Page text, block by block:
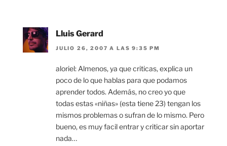
Lluis Gerard
JULIO 26, 2007 A LAS 9:35 PM
aloriel: Almenos, ya que criticas, explica un
poco de lo que hablas para que podamos
aprender todos. Además, no creo yo que
todas estas «niñas» (esta tiene 23) tengan los
mismos problemas o sufran de lo mismo. Pero
bueno, es muy facil entrar y criticar sin aportar
nada…